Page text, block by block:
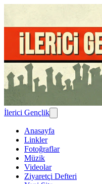
İlerici Gençlik
Anasayfa
Linkler
Fotoğraflar
Müzik
Videolar
Ziyaretçi Defteri